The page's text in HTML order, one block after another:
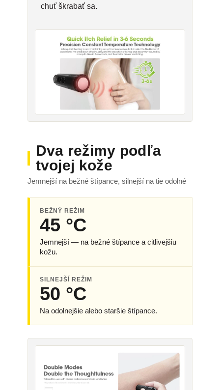
chuť škrabať sa.
Dva režimy podľa
tvojej kože
Jemnejší na bežné štípance, silnejší na tie odolné
BEŽNÝ REŽIM
45 °C
Jemnejší — na bežné štípance a citlivejšiu
kožu.
SILNEJŠÍ REŽIM
50 °C
Na odolnejšie alebo staršie štípance.